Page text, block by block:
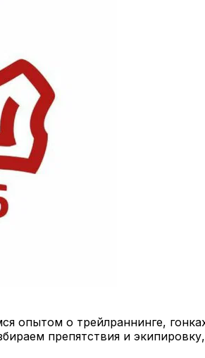
опытом о трейлраннинге,
препятствия и